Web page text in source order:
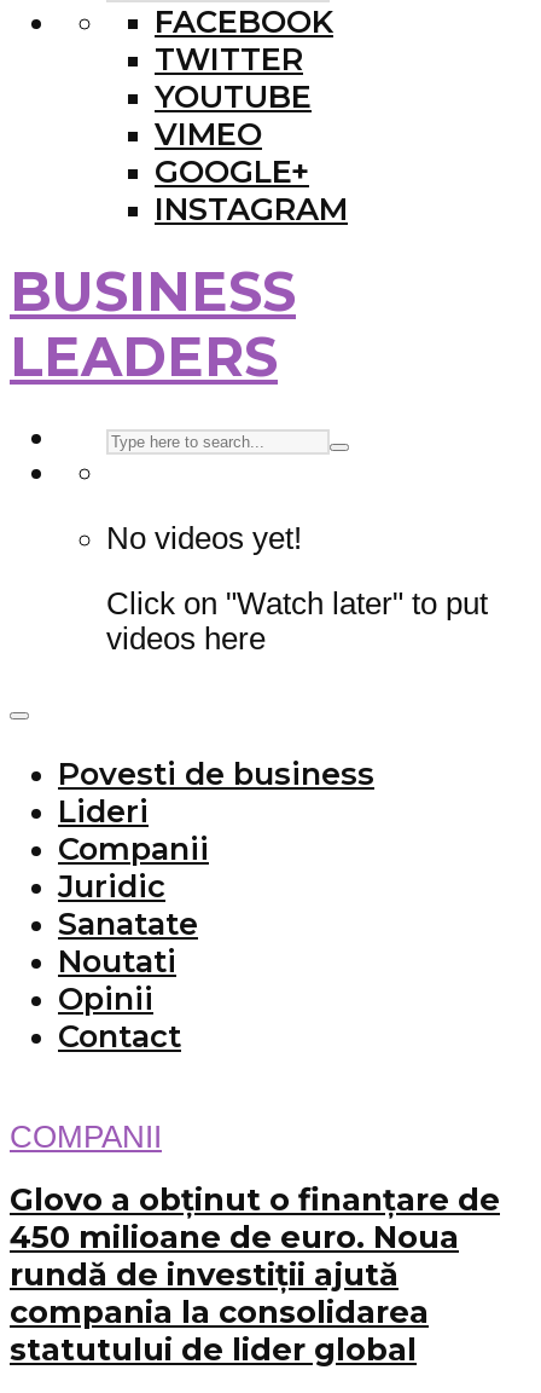
FACEBOOK
TWITTER
YOUTUBE
VIMEO
GOOGLE+
INSTAGRAM
BUSINESS
LEADERS
No videos yet!
Click on "Watch later" to put
videos here
Povesti de business
Lideri
Companii
Juridic
Sanatate
Noutati
Opinii
Contact
COMPANII
Glovo a obținut o finanțare de
450 milioane de euro. Noua
rundă de investiții ajută
compania la consolidarea
statutului de lider global